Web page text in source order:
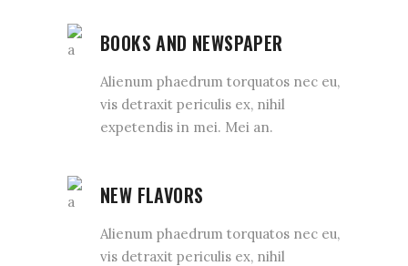
BOOKS AND NEWSPAPER
Alienum phaedrum torquatos nec eu,
vis detraxit periculis ex, nihil
expetendis in mei. Mei an.
NEW FLAVORS
Alienum phaedrum torquatos nec eu,
vis detraxit periculis ex, nihil